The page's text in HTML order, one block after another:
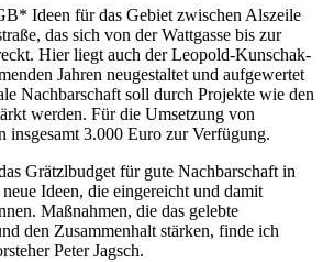
Ideen für das Gebiet zwischen Alszeile
das sich von der Wattgasse bis zur
Hier liegt auch der Leopold-Kunschak-
Jahren neugestaltet und aufgewertet
Nachbarschaft soll durch Projekte wie den
werden. Für die Umsetzung von
insgesamt 3.000 Euro zur Verfügung.
Grätzlbudget für gute Nachbarschaft in
Ideen, die eingereicht und damit
Maßnahmen, die das gelebte
den Zusammenhalt stärken, finde ich
Peter Jagsch.